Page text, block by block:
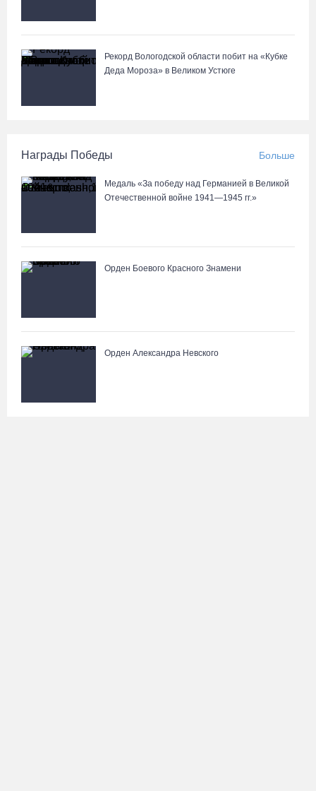
Рекорд Вологодской области побит на «Кубке
Деда Мороза» в Великом Устюге
Награды Победы Больше
Медаль «За победу над Германией в Великой
Отечественной войне 1941—1945 гг.»
Орден Боевого Красного Знамени
Орден Александра Невского